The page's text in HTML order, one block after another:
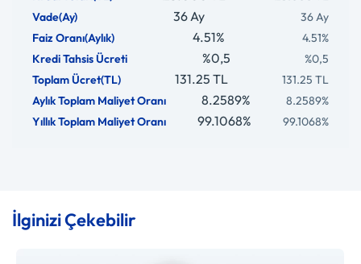
36 Ay
4.51%
%0,5
131.25 TL
8.2589%
99.1068%
İlginizi Çekebilir